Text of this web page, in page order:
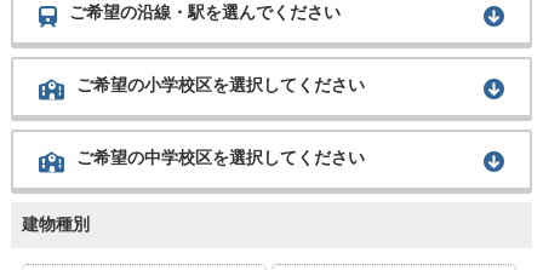
ご希望の沿線・駅を選んでください
ご希望の小学校区を選択してください
ご希望の中学校区を選択してください
建物種別